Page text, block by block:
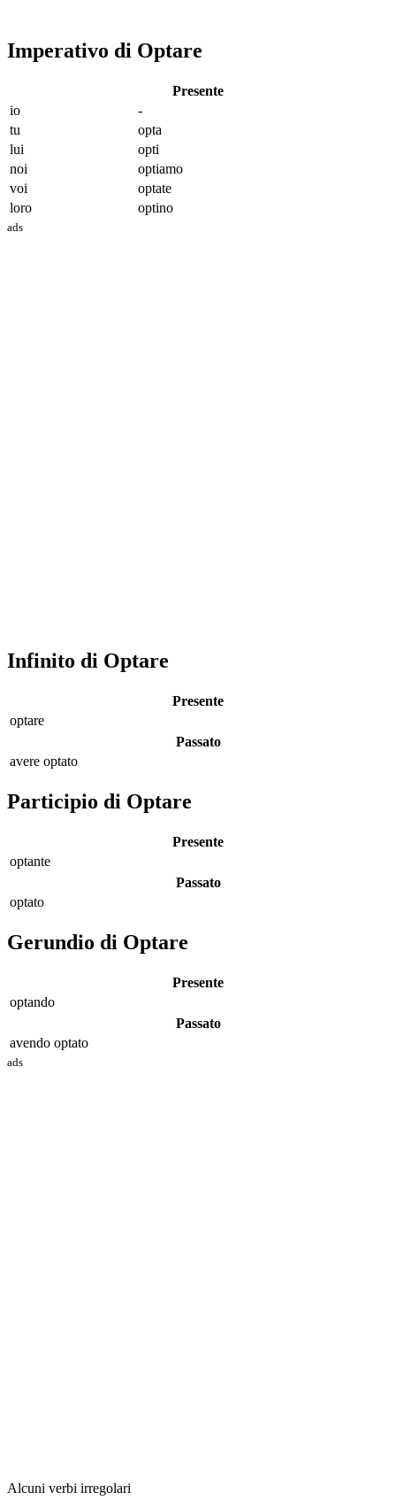
Imperativo di Optare
Presente
io
-
tu
opta
lui
opti
noi
optiamo
voi
optate
loro
optino
ads
Infinito di Optare
Presente
optare
Passato
avere optato
Participio di Optare
Presente
optante
Passato
optato
Gerundio di Optare
Presente
optando
Passato
avendo optato
ads
Alcuni verbi irregolari